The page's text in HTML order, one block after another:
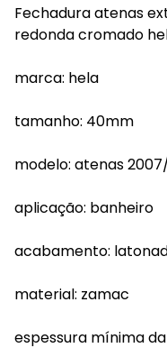
Fechadura atenas
redonda cromado
marca: hela
tamanho: 40mm
modelo: atenas
aplicação: banheiro
acabamento:
material: zamac
espessura mínima